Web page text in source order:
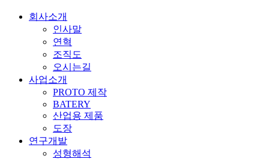
회사소개
인사말
연혁
조직도
오시는길
사업소개
PROTO 제작
BATERY
산업용 제품
도장
연구개발
성형해석